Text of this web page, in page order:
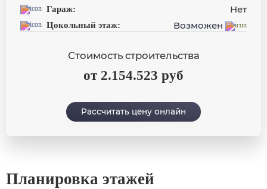
Гараж: Нет
Цокольный этаж: Возможен
Стоимость строительства
от 2.154.523 руб
Рассчитать цену онлайн
Планировка этажей